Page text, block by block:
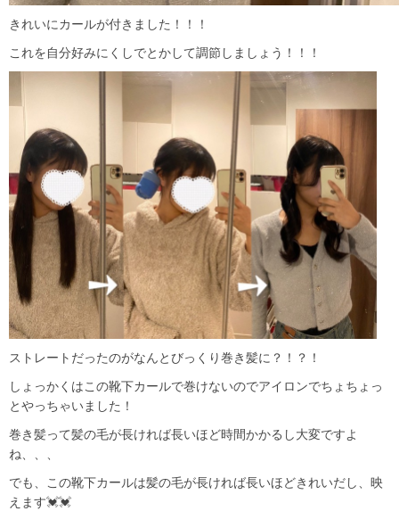
きれいにカールが付きました！！！
これを自分好みにくしでとかして調節しましょう！！！
ストレートだったのがなんとびっくり巻き髪に？！？！
しょっかくはこの靴下カールで巻けないのでアイロンでちょちょっ
とやっちゃいました！
巻き髪って髪の毛が長ければ長いほど時間かかるし大変ですよ
ね、、、
でも、この靴下カールは髪の毛が長ければ長いほどきれいだし、映
えます💓💓